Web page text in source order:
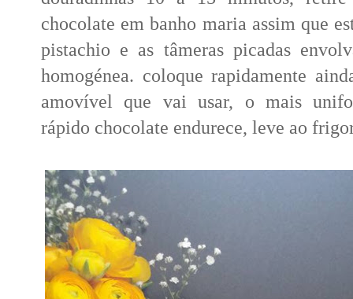
chocolate em banho maria assim que
pistachio e as tâmeras picadas
homogénea. coloque rapidamente
amovível que vai usar, o mais
rápido chocolate endurece, leve ao